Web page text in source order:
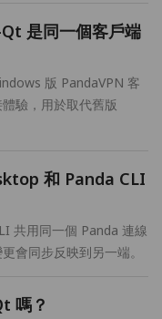
是同一個客戶端
版 PandaVPN 客
驗，用於取代舊版
和 Panda CLI
共用同一個 Panda 連線
會同步反映到另一端。
嗎？